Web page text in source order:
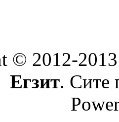
© 2012-
Егзит. Сите